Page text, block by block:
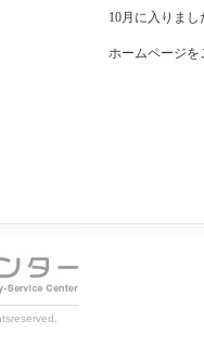
10月に入りました
ホームページを